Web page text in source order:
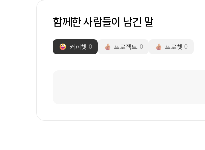
함께한 사람들이 남긴 말
커피챗 0 프로젝트 0 프로챗 0